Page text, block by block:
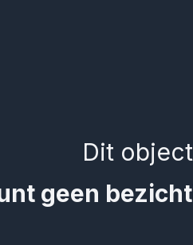
Dit
geen